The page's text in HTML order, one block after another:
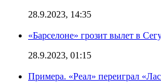
28.9.2023, 14:35
«Барселоне» грозит вылет в
28.9.2023, 01:15
Примера. «Реал» переиграл